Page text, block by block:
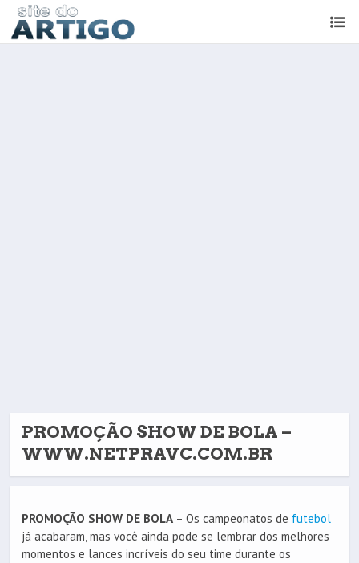
PROMOÇÃO SHOW DE BOLA –
WWW.NETPRAVC.COM.BR
PROMOÇÃO SHOW DE BOLA – Os campeonatos de futebol
já acabaram, mas você ainda pode se lembrar dos melhores
momentos e lances incríveis do seu time durante os